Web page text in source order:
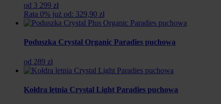
od 3 299 zł
Rata 0% już od: 329,90 zł
Poduszka Crystal Organic Paradies puchowa
od 289 zł
Kołdra letnia Crystal Light Paradies puchowa